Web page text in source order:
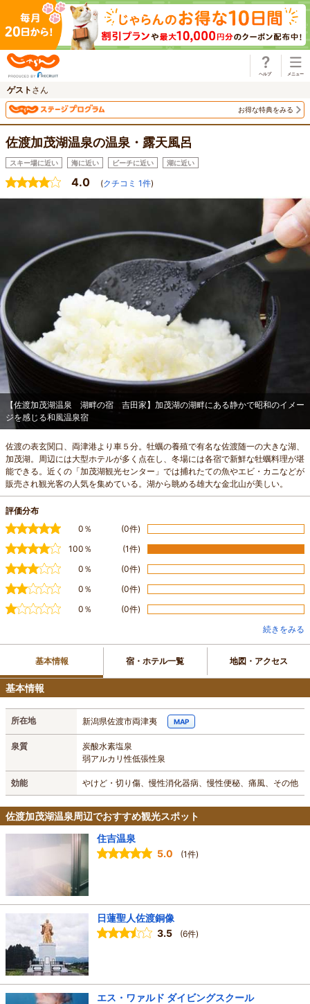
ゲスト さん
お得な特典をみる
佐渡加茂湖温泉の温泉・露天風呂
スキー場に近い 海に近い ビーチに近い 湖に近い
4.0 (クチコミ 1件)
【佐渡加茂湖温泉 湖畔の宿 吉田家】加茂湖の湖畔にある静かで昭和のイメー
ジを感じる和風温泉宿
佐渡の表玄関口、両津港より車５分。牡蠣の養殖で有名な佐渡随一の大きな湖、
加茂湖。周辺には大型ホテルが多く点在し、冬場には各宿で新鮮な牡蠣料理が堪
能できる。近くの「加茂湖観光センター」では捕れたての魚やエビ・カニなどが
販売され観光客の人気を集めている。湖から眺める雄大な金北山が美しい。
評価分布
0％
(0件)
100％
(1件)
0％
(0件)
0％
(0件)
0％
(0件)
続きをみる
基本情報 宿・ホテル一覧 地図・アクセス
基本情報
所在地 新潟県佐渡市両津夷 MAP
泉質
炭酸水素塩泉
弱アルカリ性低張性泉
効能 やけど・切り傷、慢性消化器病、慢性便秘、痛風、その他
佐渡加茂湖温泉周辺でおすすめ観光スポット
住吉温泉
5.0
(1件)
日蓮聖人佐渡銅像
3.5
(6件)
エス・ワァルド ダイビングスクール